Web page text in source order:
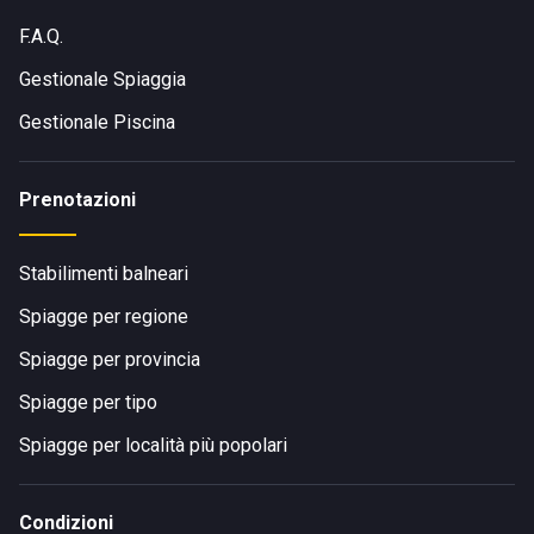
F.A.Q.
Gestionale Spiaggia
Gestionale Piscina
Prenotazioni
Stabilimenti balneari
Spiagge per regione
Spiagge per provincia
Spiagge per tipo
Spiagge per località più popolari
Condizioni